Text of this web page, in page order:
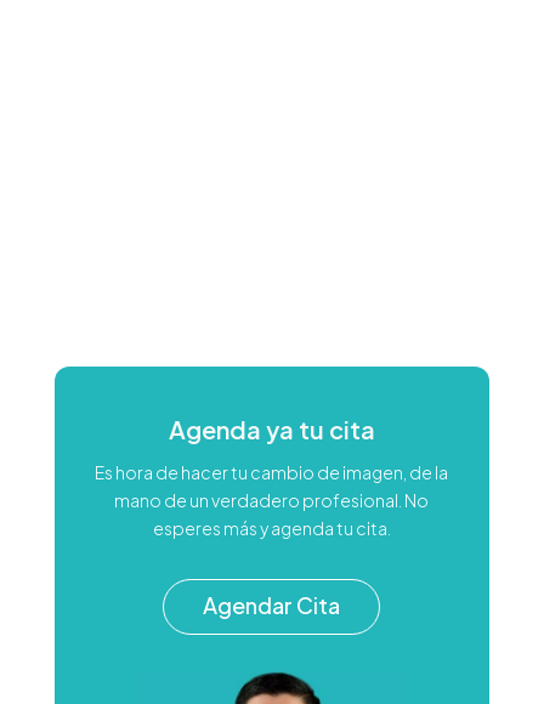
Agenda ya tu cita
Es hora de hacer tu cambio de imagen, de la
mano de un verdadero profesional. No
esperes más y agenda tu cita.
Agendar Cita